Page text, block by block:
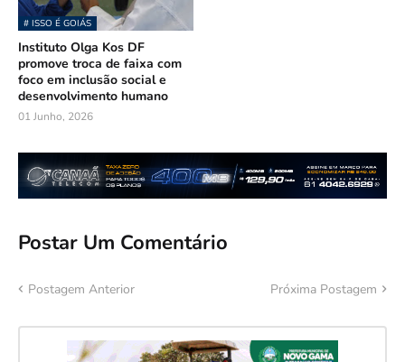
# ISSO É GOIÁS
Instituto Olga Kos DF
promove troca de faixa com
foco em inclusão social e
desenvolvimento humano
01 Junho, 2026
Postar Um Comentário
Postagem Anterior Próxima Postagem